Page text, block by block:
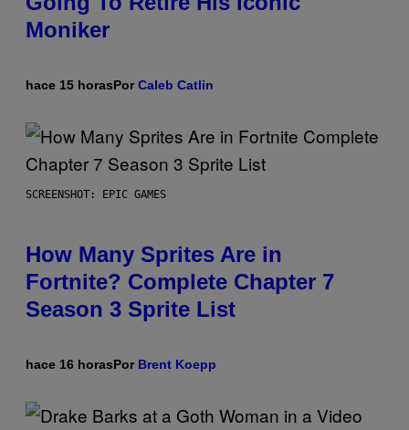
Moniker
hace 15 horasPorCaleb Catlin
SCREENSHOT: EPIC GAMES
How Many Sprites Are in
Fortnite? Complete Chapter 7
Season 3 Sprite List
hace 16 horasPor Brent Koepp